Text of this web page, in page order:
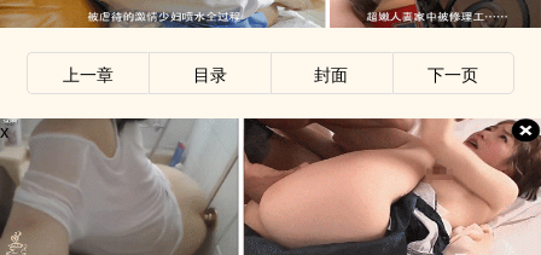
上一章 目录 封面 下一页
x